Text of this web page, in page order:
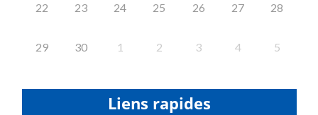
22 23 24 25 26 27 28
29 30 1 2 3 4 5
Liens rapides